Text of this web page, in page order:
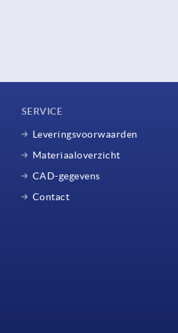
SERVICE
Leveringsvoorwaarden
Materiaaloverzicht
CAD-gegevens
Contact